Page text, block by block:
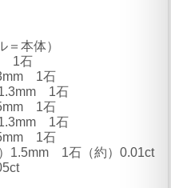
本体）
1石
1石
1.3mm 1石
1石
1.3mm 1石
1石
1.5mm 1石（約）0.01ct